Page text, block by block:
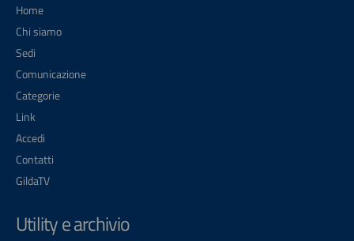
Home
Chi siamo
Sedi
Comunicazione
Categorie
Link
Accedi
Contatti
GildaTV
Utility e archivio